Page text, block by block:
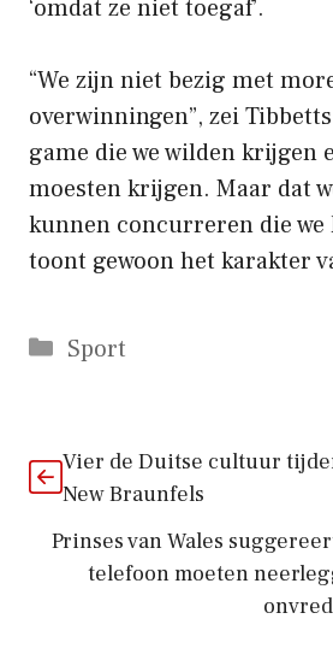
‘omdat ze niet toegaf’.
“We zijn niet bezig met
overwinningen”, zei
game die we wilden krijgen
moesten krijgen. Maar dat
kunnen concurreren die we
toont gewoon het karakter
Categorieën
Sport
Vier de Duitse cultuur
New Braunfels
Prinses van Wales
telefoon moeten